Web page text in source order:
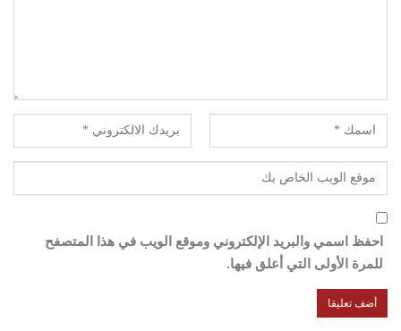
احفظ اسمي والبريد الإلكتروني وموقع الويب في هذا المتصفح
للمرة الأولى التي أعلق فيها.